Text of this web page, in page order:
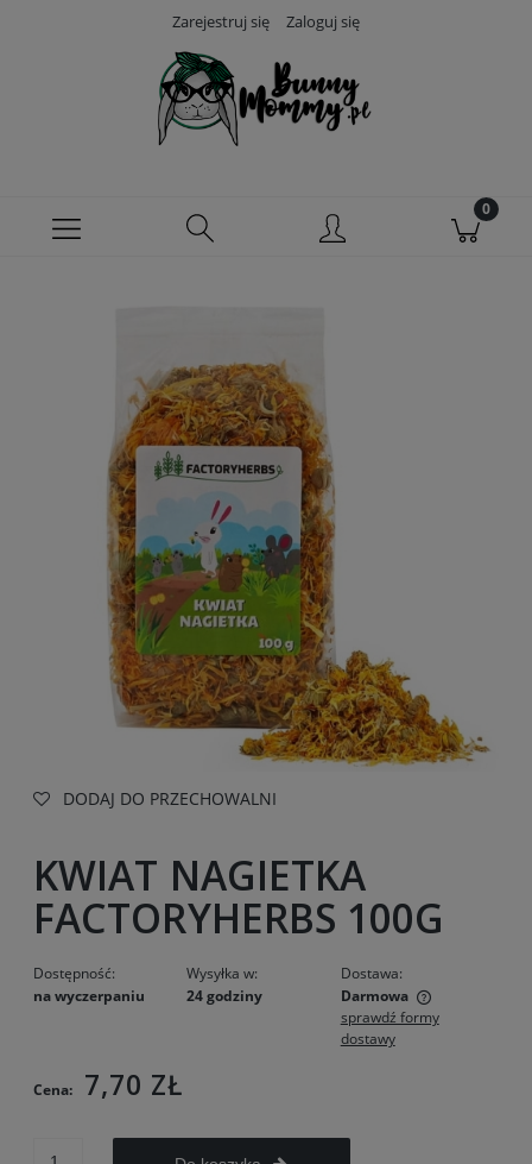
Zarejestruj się Zaloguj się
DODAJ DO PRZECHOWALNI
KWIAT NAGIETKA
FACTORYHERBS 100G
Dostępność:
na wyczerpaniu
Wysyłka w:
24 godziny
Dostawa:
Darmowa
Cena nie zawiera ewentualnych kosztów płatności
sprawdź formy
dostawy
Cena: 7,70 ZŁ